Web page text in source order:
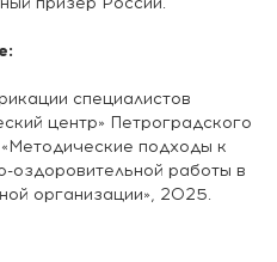
специалистов
центр» Петроградского
подходы к
оздоровительной работы в
организации», 2025.